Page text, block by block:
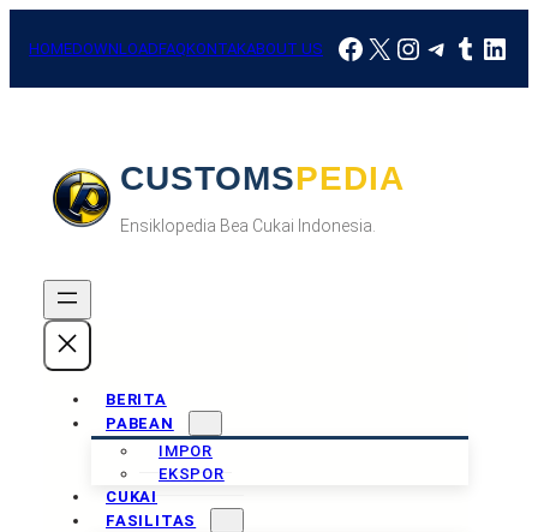
HOMEDOWNLOADFAQKONTAKABOUT US
CUSTOMSPEDIA
Ensiklopedia Bea Cukai Indonesia.
BERITA
PABEAN
IMPOR
EKSPOR
CUKAI
FASILITAS